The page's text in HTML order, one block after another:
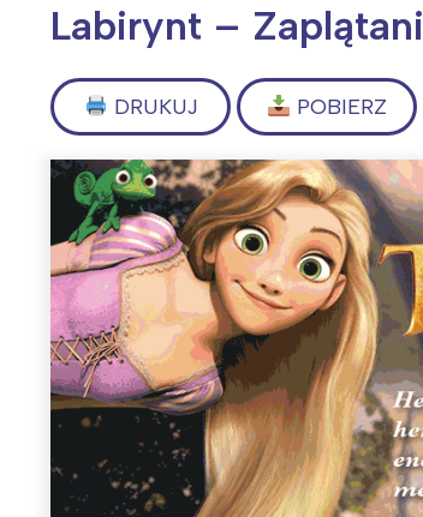
Labirynt – Zaplątani
DRUKUJ POBIERZ